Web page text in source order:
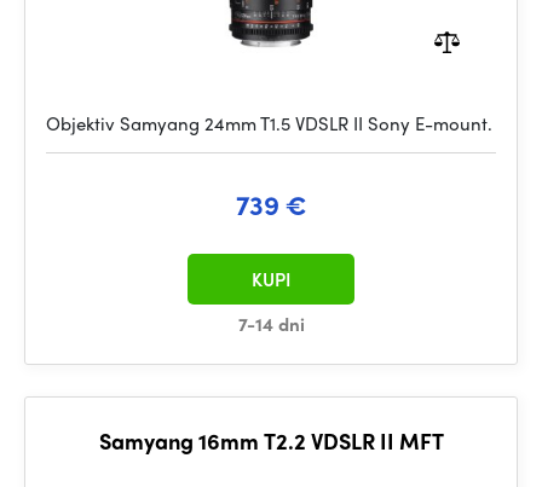
Objektiv Samyang 24mm T1.5 VDSLR II Sony E-mount.
739 €
7-14 dni
KUPI
Samyang 16mm T2.2 VDSLR II MFT